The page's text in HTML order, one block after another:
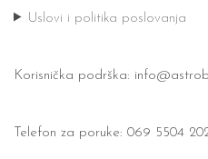
Uslovi i politika poslovanja
Korisnička podrška:
Telefon za poruke: 069 5504